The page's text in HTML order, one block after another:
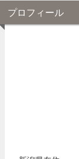
プロフィール